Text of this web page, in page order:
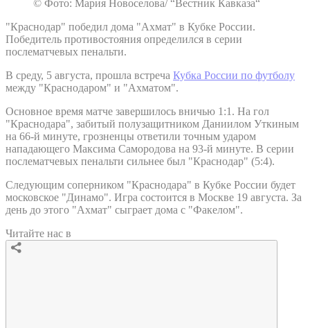
© Фото: Мария Новоселова/ “Вестник Кавказа“
"Краснодар" победил дома "Ахмат" в Кубке России.
Победитель противостояния определился в серии
послематчевых пенальти.
В среду, 5 августа, прошла встреча Кубка России по футболу
между "Краснодаром" и "Ахматом".
Основное время матче завершилось вничью 1:1. На гол
"Краснодара", забитый полузащитником Даниилом Уткиным
на 66-й минуте, грозненцы ответили точным ударом
нападающего Максима Самородова на 93-й минуте. В серии
послематчевых пенальти сильнее был "Краснодар" (5:4).
Следующим соперником "Краснодара" в Кубке России будет
московское "Динамо". Игра состоится в Москве 19 августа. За
день до этого "Ахмат" сыграет дома с "Факелом".
Читайте нас в